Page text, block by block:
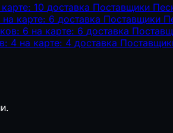
10 доставка Поставщики
на карте: 6 доставка Поставщики
6 на карте: 6 доставка
4 на карте: 4 доставка